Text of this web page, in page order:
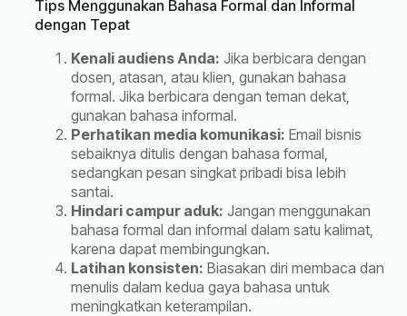
Tips Menggunakan Bahasa Formal dan Informal
dengan Tepat
Kenali audiens Anda: Jika berbicara dengan
dosen, atasan, atau klien, gunakan bahasa
formal. Jika berbicara dengan teman dekat,
gunakan bahasa informal.
Perhatikan media komunikasi: Email bisnis
sebaiknya ditulis dengan bahasa formal,
sedangkan pesan singkat pribadi bisa lebih
santai.
Hindari campur aduk: Jangan menggunakan
bahasa formal dan informal dalam satu kalimat,
karena dapat membingungkan.
Latihan konsisten: Biasakan diri membaca dan
menulis dalam kedua gaya bahasa untuk
meningkatkan keterampilan.